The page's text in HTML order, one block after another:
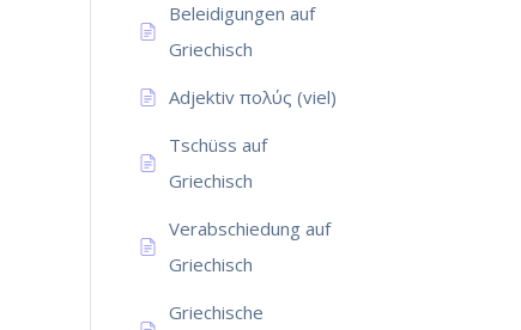
Beleidigungen auf
Griechisch
Adjektiv πολύς (viel)
Tschüss auf
Griechisch
Verabschiedung auf
Griechisch
Griechische